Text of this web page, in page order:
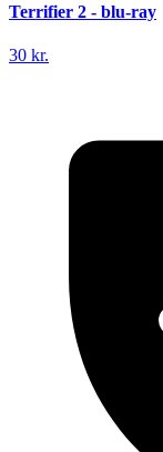
Terrifier 2 - blu-ray
30 kr.